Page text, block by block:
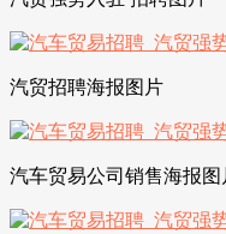
汽贸招聘海报图片
汽车贸易公司销售海报